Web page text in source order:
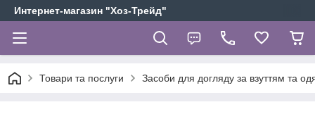
Интернет-магазин "Хоз-Трейд"
Товари та послуги Засоби для догляду за взуттям та